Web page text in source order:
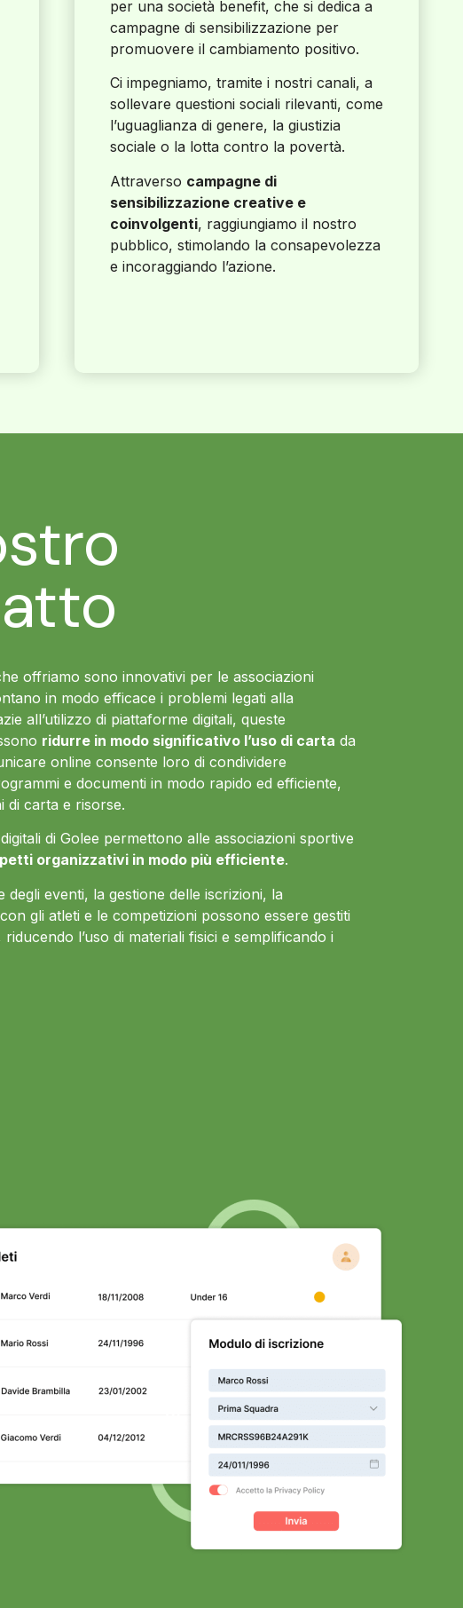
per una società benefit, che si dedica a
campagne di sensibilizzazione per
promuovere il cambiamento positivo.
Ci impegniamo, tramite i nostri canali, a
sollevare questioni sociali rilevanti, come
l’uguaglianza di genere, la giustizia
sociale o la lotta contro la povertà.
Attraverso campagne di
sensibilizzazione creative e
coinvolgenti, raggiungiamo il nostro
pubblico, stimolando la consapevolezza
e incoraggiando l’azione.
offriamo sono innovativi per le associazioni
in modo efficace i problemi legati alla
all’utilizzo di piattaforme digitali, queste
ridurre in modo significativo l’uso di carta da
online consente loro di condividere
e documenti in modo rapido ed efficiente,
di carta e risorse.
di Golee permettono alle associazioni sportive
organizzativi in modo più efficiente.
degli eventi, la gestione delle iscrizioni, la
gli atleti e le competizioni possono essere gestiti
l’uso di materiali fisici e semplificando i